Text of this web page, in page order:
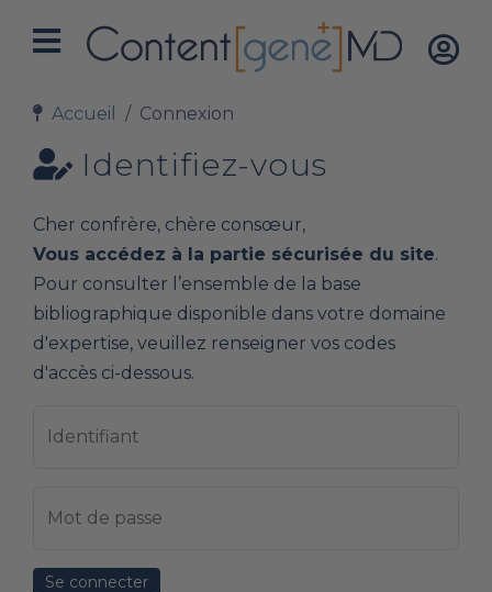
Accueil Connexion
Identifiez-vous
Cher confrère, chère consœur,
Vous accédez à la partie sécurisée du site.
Pour consulter l’ensemble de la base
bibliographique disponible dans votre domaine
d'expertise, veuillez renseigner vos codes
d'accès ci-dessous.
Identifiant
Mot de passe
Se connecter